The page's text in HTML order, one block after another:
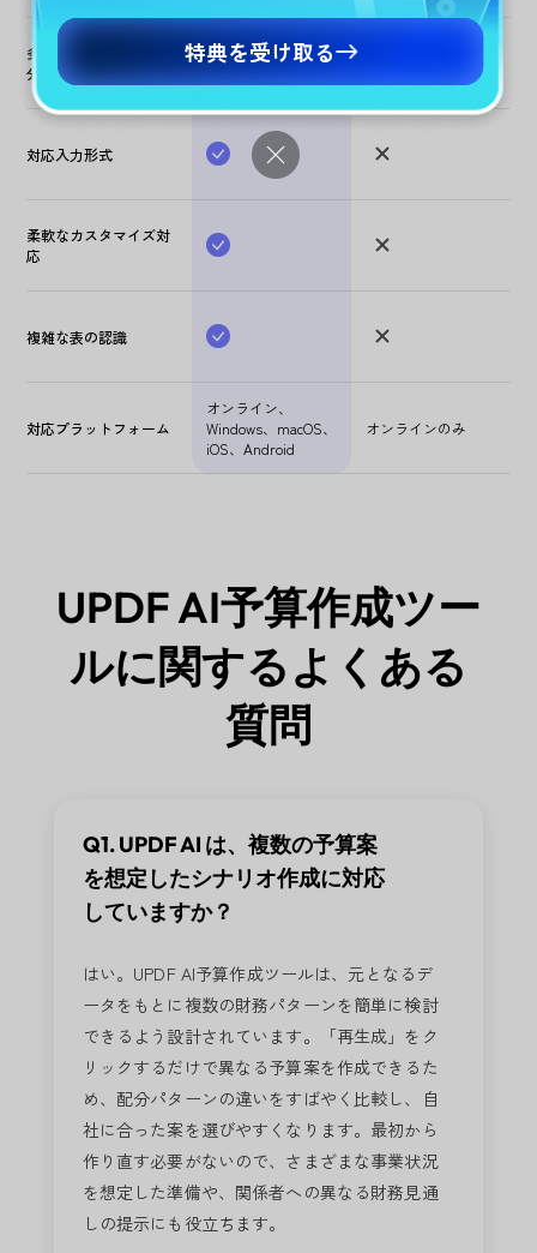
多言語データの高精度
分析
対応入力形式
柔軟なカスタマイズ対
応
複雑な表の認識
対応プラットフォーム
オンライン、
Windows、macOS、
iOS、Android
オンラインのみ
UPDF AI予算作成ツー
ルに関するよくある
質問
Q1. UPDF AI は、複数の予算案
を想定したシナリオ作成に対応
していますか？
はい。UPDF AI予算作成ツールは、元となるデ
ータをもとに複数の財務パターンを簡単に検討
できるよう設計されています。「再生成」をク
リックするだけで異なる予算案を作成できるた
め、配分パターンの違いをすばやく比較し、自
社に合った案を選びやすくなります。最初から
作り直す必要がないので、さまざまな事業状況
を想定した準備や、関係者への異なる財務見通
しの提示にも役立ちます。
特典を受け取る